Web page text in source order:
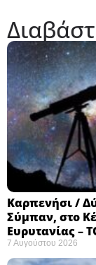
Καρπενήσι /
Σύμπαν, στο
Ευρυτανίας
7 Αυγούστου 2026